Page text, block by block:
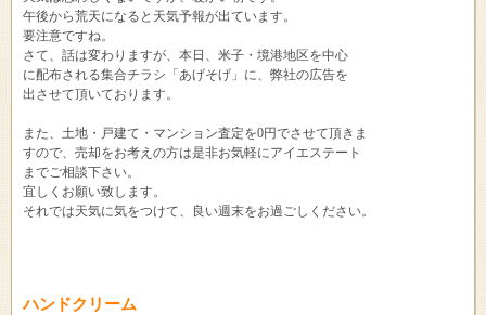
午後から荒天になると天気予報が出ています。
要注意ですね。
さて、話は変わりますが、本日、米子・境港地区を中心
に配布される集合チラシ「あげそげ」に、弊社の広告を
出させて頂いております。
また、土地・戸建て・マンション査定を0円でさせて頂きま
すので、売却をお考えの方は是非お気軽にアイエステート
までご相談下さい。
宜しくお願い致します。
それでは天気に気をつけて、良い週末をお過ごしください。
ハンドクリーム